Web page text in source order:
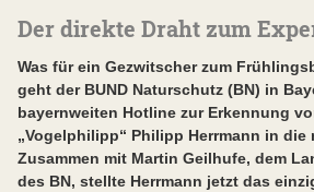
Der direkte Draht zum
Was für ein Gezwitscher zum
geht der BUND Naturschutz (BN) in
bayernweiten Hotline zur Erkennung
„Vogelphilipp“ Philipp Herrmann in die
Zusammen mit Martin Geilhufe, dem
des BN, stellte Herrmann jetzt das